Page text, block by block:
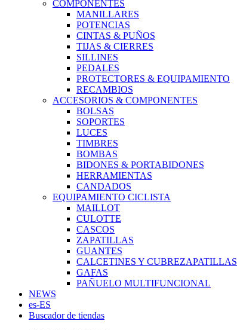
COMPONENTES
MANILLARES
POTENCIAS
CINTAS & PUÑOS
TIJAS & CIERRES
SILLINES
PEDALES
PROTECTORES & EQUIPAMIENTO
RECAMBIOS
ACCESORIOS & COMPONENTES
BOLSAS
SOPORTES
LUCES
TIMBRES
BOMBAS
BIDONES & PORTABIDONES
HERRAMIENTAS
CANDADOS
EQUIPAMIENTO CICLISTA
MAILLOT
CULOTTE
CASCOS
ZAPATILLAS
GUANTES
CALCETINES Y CUBREZAPATILLAS
GAFAS
PAÑUELO MULTIFUNCIONAL
NEWS
es-ES
Buscador de tiendas